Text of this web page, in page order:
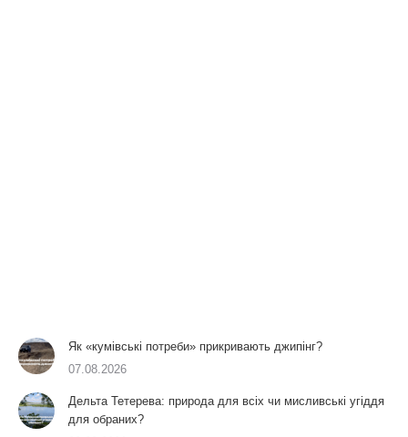
Як «кумівські потреби» прикривають джипінг?
07.08.2026
Дельта Тетерева: природа для всіх чи мисливські угіддя
для обраних?